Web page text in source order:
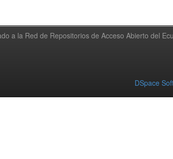
a la Red de Repositorios de Acceso Abierto del
DSpace